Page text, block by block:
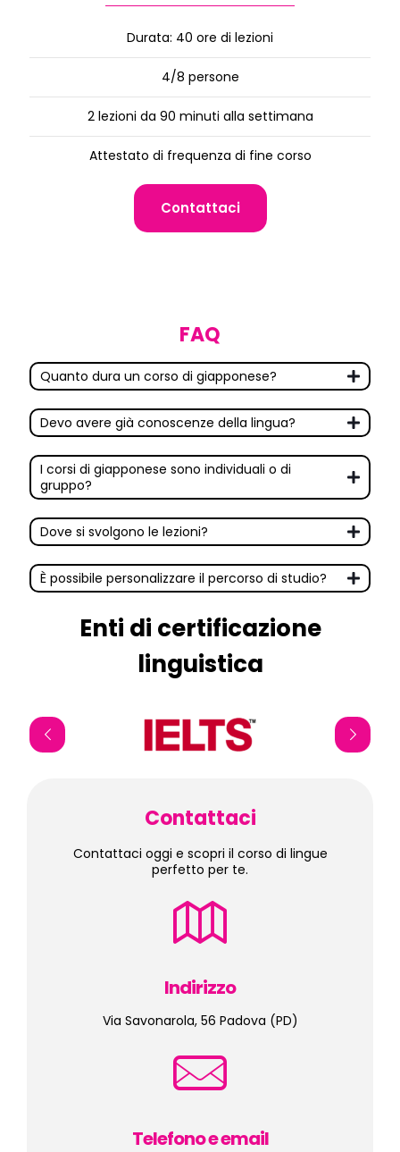
Durata: 40 ore di lezioni
4/8 persone
2 lezioni da 90 minuti alla settimana
Attestato di frequenza di fine corso
Contattaci
FAQ
Quanto dura un corso di giapponese?
Devo avere già conoscenze della lingua?
I corsi di giapponese sono individuali o di
gruppo?
Dove si svolgono le lezioni?
È possibile personalizzare il percorso di studio?
Enti di certificazione
linguistica
Contattaci
Contattaci oggi e scopri il corso di lingue
perfetto per te.
Indirizzo
Via Savonarola, 56 Padova (PD)
Telefono e email